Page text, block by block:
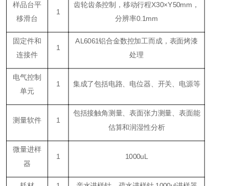
样品台平
移滑台
1
齿轮齿条控制，移动行程X30×Y50mm，
分辨率0.1mm
固定件和
连接件
1
AL6061铝合金数控加工而成，表面烤漆
处理
电气控制
单元
1 集成了包括电路、电位器、开关、电源等
测量软件 1
包括接触角测量、表面张力测量、表面能
估算和润湿性分析
微量进样
器
1 1000uL